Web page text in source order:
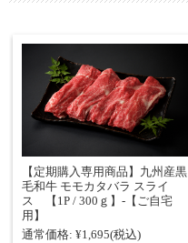
【定期購入専用商品】九州産黒
毛和牛 モモカタバラ スライ
ス 【1P / 300ｇ】‐【ご自宅
用】
通常価格: ¥1,695(税込)